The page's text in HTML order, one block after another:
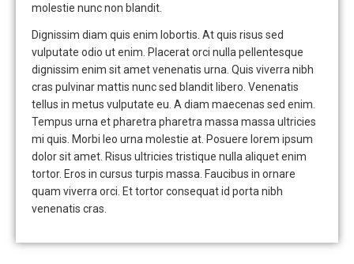
molestie nunc non blandit.
Dignissim diam quis enim lobortis. At quis risus sed
vulputate odio ut enim. Placerat orci nulla pellentesque
dignissim enim sit amet venenatis urna. Quis viverra nibh
cras pulvinar mattis nunc sed blandit libero. Venenatis
tellus in metus vulputate eu. A diam maecenas sed enim.
Tempus urna et pharetra pharetra massa massa ultricies
mi quis. Morbi leo urna molestie at. Posuere lorem ipsum
dolor sit amet. Risus ultricies tristique nulla aliquet enim
tortor. Eros in cursus turpis massa. Faucibus in ornare
quam viverra orci. Et tortor consequat id porta nibh
venenatis cras.